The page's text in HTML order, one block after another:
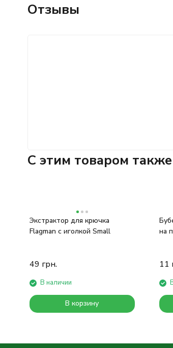
Отзывы
C этим товаром
Экстрактор для крючка
Flagman с иголкой Small
49 грн.
В наличии
В корзину
на
11